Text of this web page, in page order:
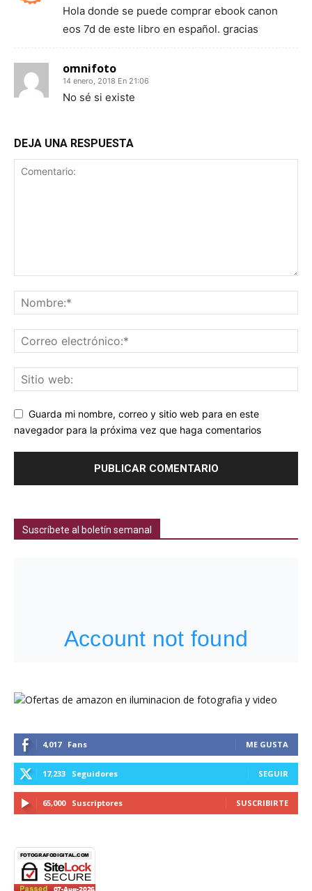
Hola donde se puede comprar ebook canon
eos 7d de este libro en español. gracias
omnifoto
14 enero, 2018 En 21:06
No sé si existe
DEJA UNA RESPUESTA
Guarda mi nombre, correo y sitio web para en este
navegador para la próxima vez que haga comentarios
Suscríbete al boletín semanal
4,017 Fans ME GUSTA
17,233 Seguidores SEGUIR
65,000 Suscriptores SUSCRIBIRTE